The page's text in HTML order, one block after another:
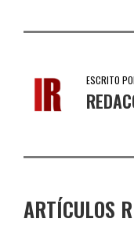
ESCRITO
ARTÍCULOS